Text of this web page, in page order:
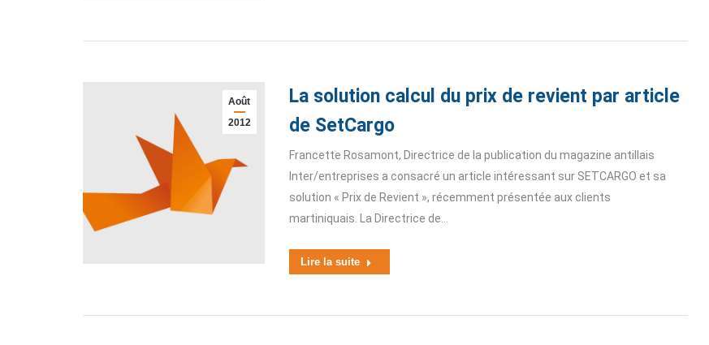
Août
2012
La solution calcul du prix de revient par article
de SetCargo
Francette Rosamont, Directrice de la publication du magazine antillais
Inter/entreprises a consacré un article intéressant sur SETCARGO et sa
solution « Prix de Revient », récemment présentée aux clients
martiniquais. La Directrice de…
Lire la suite